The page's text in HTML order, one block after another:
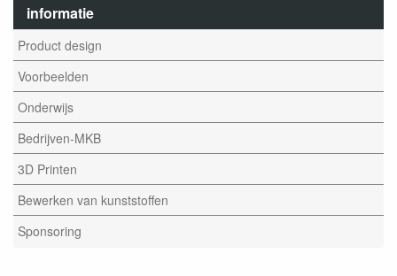
informatie
Product design
Voorbeelden
Onderwijs
Bedrijven-MKB
3D Printen
Bewerken van kunststoffen
Sponsoring